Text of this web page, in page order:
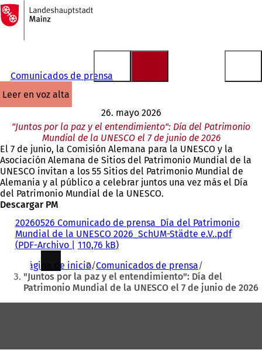
Saltar al contenido
A
la
página
Comunicados de prensa
leer en voz alta
26. mayo 2026
"Juntos por la paz y el entendimiento": Día del Patrimonio
Mundial de la UNESCO el 7 de junio de 2026
El 7 de junio, la Comisión Alemana para la UNESCO y la
Asociación Alemana de Sitios del Patrimonio Mundial de la
UNESCO invitan a los 55 Sitios del Patrimonio Mundial de
Alemania y al público a celebrar juntos una vez más el Día
del Patrimonio Mundial de la UNESCO.
Descargar PM
20260526 Comunicado de prensa_Día del Patrimonio
Mundial de la UNESCO 2026_SchUM-Städte e.V..pdf
PDF-Archivo 110,76 kB
Estás
aquí:
Página de inicio Comunicados de prensa
"Juntos por la paz y el entendimiento": Día del
Patrimonio Mundial de la UNESCO el 7 de junio de 2026